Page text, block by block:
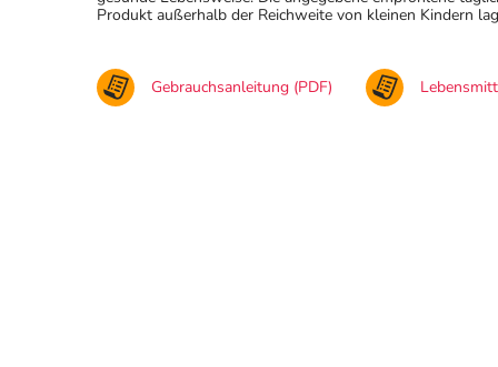
Produkt außerhalb der Reichweite von kleinen Kindern
Gebrauchsanleitung (PDF)